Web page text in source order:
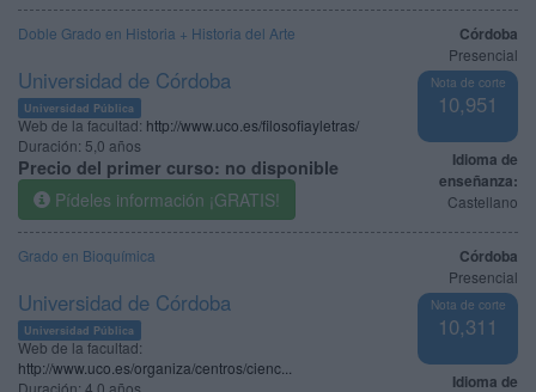
Córdoba
Presencial
Nota de corte
10,951
Idioma de
enseñanza:
Castellano
Doble Grado en Historia + Historia del Arte
Universidad de Córdoba
Universidad Pública
Web de la facultad: http://www.uco.es/filosofiayletras/
Duración: 5,0 años
Precio del primer curso: no disponible
Pídeles información ¡GRATIS!
Córdoba
Presencial
Nota de corte
10,311
Idioma de
Grado en Bioquímica
Universidad de Córdoba
Universidad Pública
Web de la facultad:
http://www.uco.es/organiza/centros/cienc...